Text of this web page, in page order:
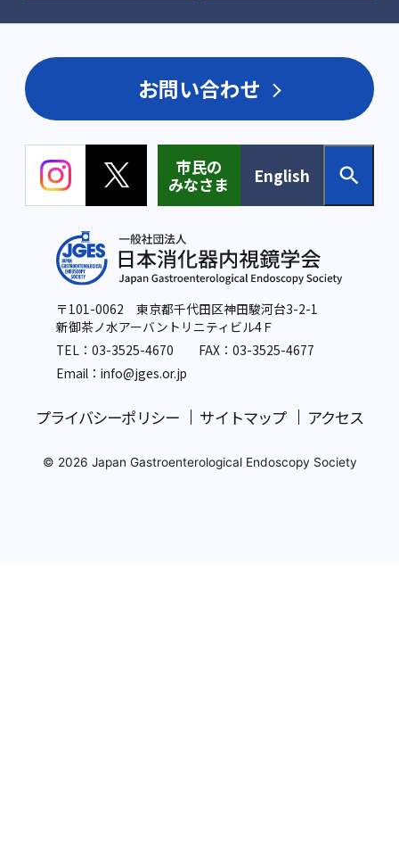
お問い合わせ
市民の
みなさま
English
〒101-0062 東京都千代田区神田駿河台3-2-1
新御茶ノ水アーバントリニティビル4Ｆ
TEL：03-3525-4670 FAX：03-3525-4677
Email：info@jges.or.jp
プライバシーポリシー サイトマップ アクセス
© 2026 Japan Gastroenterological Endoscopy Society